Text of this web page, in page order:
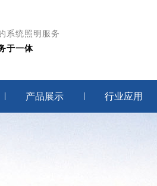
系统照明服务
于一体
产品展示 行业应用